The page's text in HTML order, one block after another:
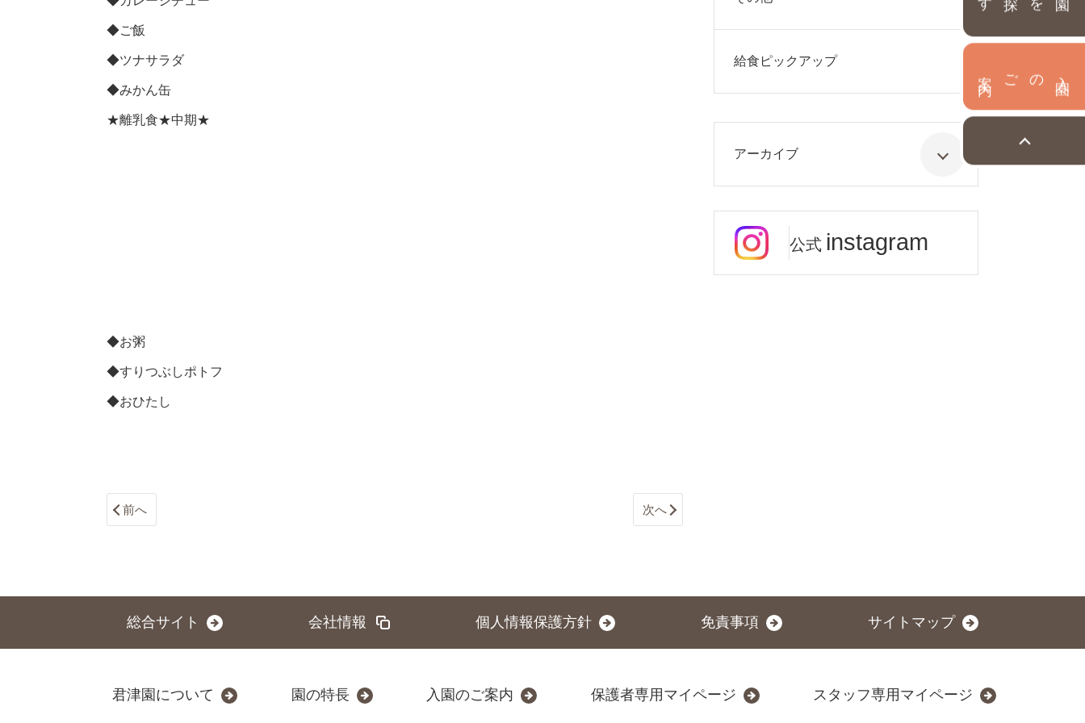
◆ご飯
◆ツナサラダ
◆みかん缶
★離乳食★中期★
◆お粥
◆すりつぶしポトフ
◆おひたし
前へ 次へ
給食ピックアップ
アーカイブ
公式 instagram
総合サイト 会社情報 個人情報保護方針 免責事項 サイトマップ
君津園について 園の特長 入園のご案内 保護者専用マイページ スタッフ専用マイページ